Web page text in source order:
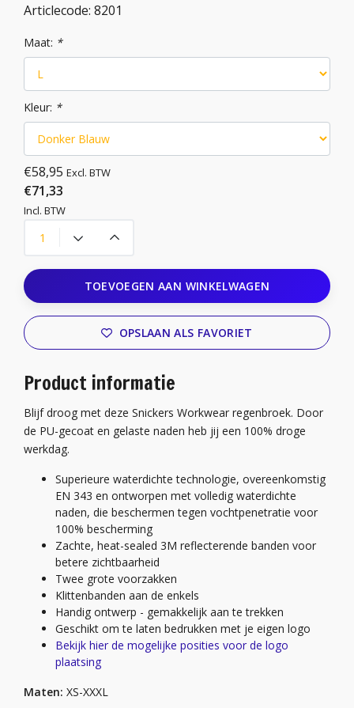
Articlecode: 8201
Maat: *
Kleur: *
€58,95 Excl. BTW
€71,33
Incl. BTW
TOEVOEGEN AAN WINKELWAGEN
OPSLAAN ALS FAVORIET
Product informatie
Blijf droog met deze Snickers Workwear regenbroek. Door
de PU-gecoat en gelaste naden heb jij een 100% droge
werkdag.
Superieure waterdichte technologie, overeenkomstig
EN 343 en ontworpen met volledig waterdichte
naden, die beschermen tegen vochtpenetratie voor
100% bescherming
Zachte, heat-sealed 3M reflecterende banden voor
betere zichtbaarheid
Twee grote voorzakken
Klittenbanden aan de enkels
Handig ontwerp - gemakkelijk aan te trekken
Geschikt om te laten bedrukken met je eigen logo
Bekijk hier de mogelijke posities voor de logo
plaatsing
Maten: XS-XXXL